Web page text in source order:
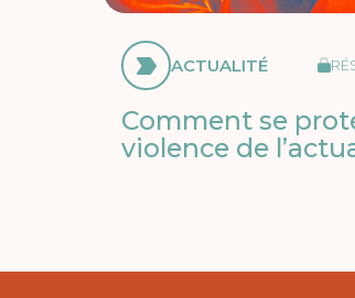
ACTUALITÉ
Comment se
violence de